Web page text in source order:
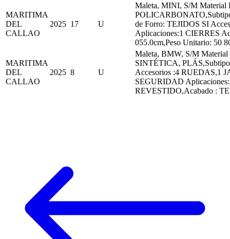
MARITIMA
DEL
CALLAO
2025 17 U
Maleta, MINI, S/M Material
de Forro: TEJIDOS SI
Aplicaciones:1 CIERRES
055.0cm,Peso Unitario: 50
MARITIMA
DEL
CALLAO
2025 8 U
Maleta, BMW, S/M
SINTÉTICA,
Accesorios :4 RUEDAS,1
SEGURIDAD
REVESTIDO,Acabado :